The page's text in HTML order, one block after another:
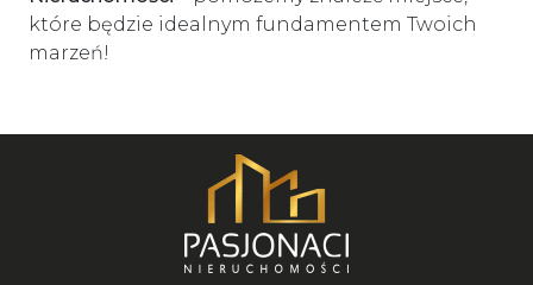
które będzie idealnym fundamentem Twoich
marzeń!